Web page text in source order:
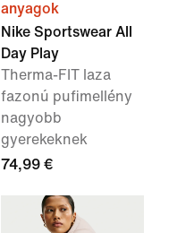
anyagok
Nike Sportswear All
Day Play
Therma-FIT laza
fazonú pufimellény
nagyobb
gyerekeknek
74,99 €